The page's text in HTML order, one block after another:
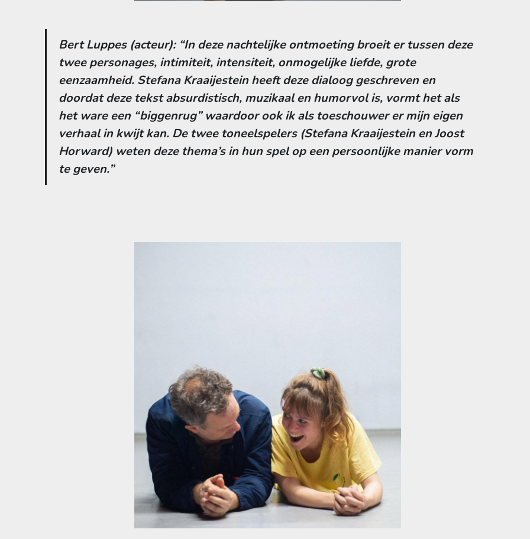
Bert Luppes (acteur): “In deze nachtelijke ontmoeting broeit er tussen deze
twee personages, intimiteit, intensiteit, onmogelijke liefde, grote
eenzaamheid. Stefana Kraaijestein heeft deze dialoog geschreven en
doordat deze tekst absurdistisch, muzikaal en humorvol is, vormt het als
het ware een “biggenrug” waardoor ook ik als toeschouwer er mijn eigen
verhaal in kwijt kan. De twee toneelspelers (Stefana Kraaijestein en Joost
Horward) weten deze thema’s in hun spel op een persoonlijke manier vorm
te geven.”